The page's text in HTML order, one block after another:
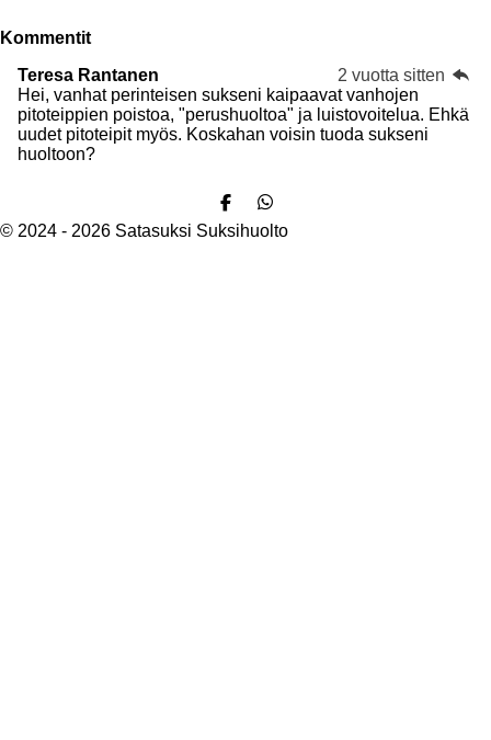
Kommentit
Teresa Rantanen
2 vuotta sitten
Hei, vanhat perinteisen sukseni kaipaavat vanhojen
pitoteippien poistoa, "perushuoltoa" ja luistovoitelua. Ehkä
uudet pitoteipit myös. Koskahan voisin tuoda sukseni
huoltoon?
J
a
J
a
© 2024 - 2026 Satasuksi Suksihuolto